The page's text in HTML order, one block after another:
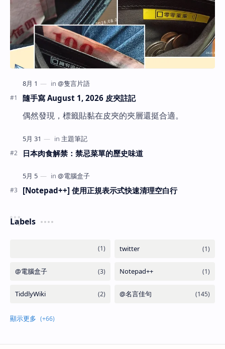
隨手寫 August 1, 2026 皮夾註記
偶然發現，標籤貼黏在皮夾的夾層還挺合適。
日本肉食解禁：禁忌菜單的歷史味道
[Notepad++] 使用正規表示式快速清理空白行
Labels